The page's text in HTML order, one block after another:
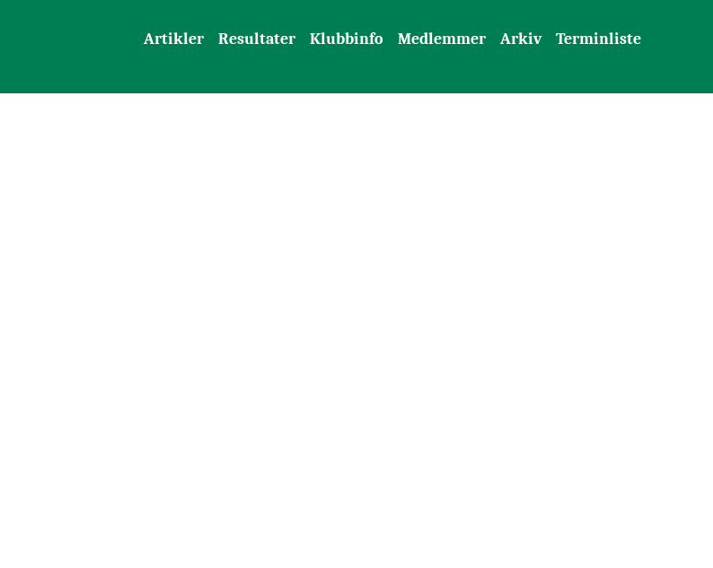
Artikler Resultater Klubbinfo Medlemmer Arkiv Terminliste